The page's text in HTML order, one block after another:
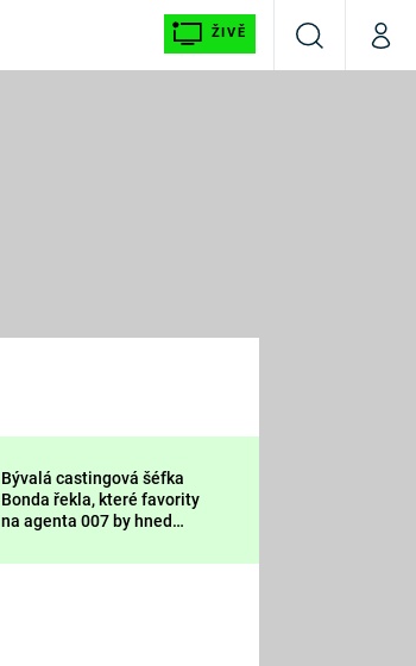
ŽIVĚ
VyhledáváníMůj
Prima LAJK
Sledujte nás
Bývalá castingová šéfka
Bonda řekla, které favority
na agenta 007 by hned